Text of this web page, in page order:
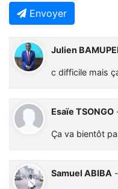
Envoyer
Julien
c difficile mais
Esaïe TSONGO
Ça va bientôt
Samuel ABIBA -